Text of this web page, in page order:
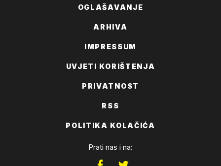
OGLAŠAVANJE
ARHIVA
IMPRESSUM
UVJETI KORIŠTENJA
PRIVATNOST
RSS
POLITIKA KOLAČIĆA
Prati nas i na: